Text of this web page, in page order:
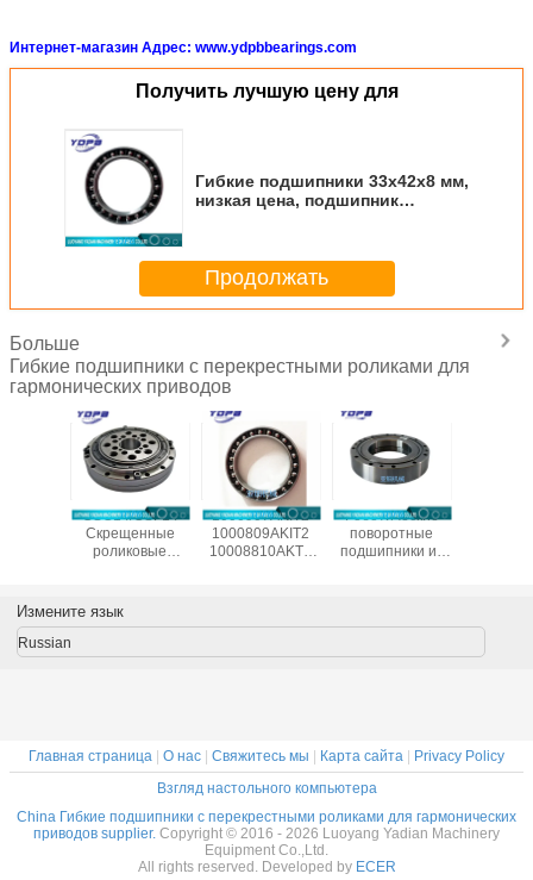
Интернет-магазин Адрес: www.ydpbbearings.com
Получить лучшую цену для
Гибкие подшипники 33x42x8 мм,
низкая цена, подшипник
Продолжать
Больше
Гибкие подшипники с перекрестными роликами для
гармонических приводов
Drive,
CSG14/CSF14
Скрещенные
роликовые
привода
редуктора
промышленных
1000907AKIT2
1000809AKIT2
10008810AKT2
гармонического
тонкосекционные
Роботические
поворотные
подшипники из
Измените язык
Russian
Главная страница | О нас | Свяжитесь мы | Карта сайта | Privacy Policy
Взгляд настольного компьютера
China Гибкие подшипники с перекрестными роликами для гармонических
приводов supplier. Copyright © 2016 - 2026 Luoyang Yadian Machinery
Equipment Co.,Ltd.
All rights reserved. Developed by ECER